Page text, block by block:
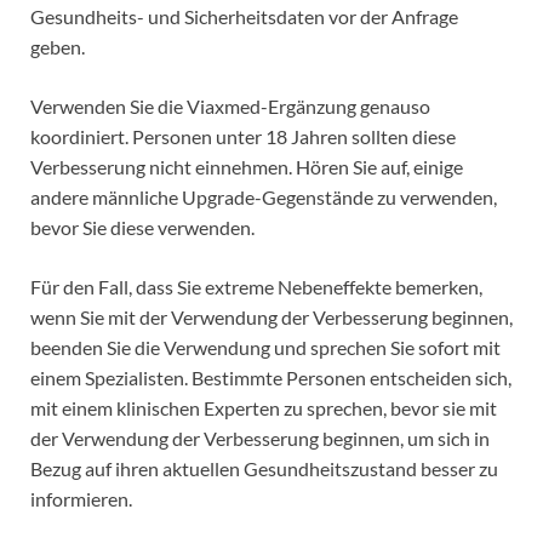
Gesundheits- und Sicherheitsdaten vor der Anfrage
geben.
Verwenden Sie die Viaxmed-Ergänzung genauso
koordiniert. Personen unter 18 Jahren sollten diese
Verbesserung nicht einnehmen. Hören Sie auf, einige
andere männliche Upgrade-Gegenstände zu verwenden,
bevor Sie diese verwenden.
Für den Fall, dass Sie extreme Nebeneffekte bemerken,
wenn Sie mit der Verwendung der Verbesserung beginnen,
beenden Sie die Verwendung und sprechen Sie sofort mit
einem Spezialisten. Bestimmte Personen entscheiden sich,
mit einem klinischen Experten zu sprechen, bevor sie mit
der Verwendung der Verbesserung beginnen, um sich in
Bezug auf ihren aktuellen Gesundheitszustand besser zu
informieren.